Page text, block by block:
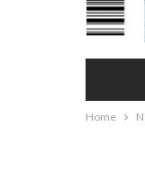
Home